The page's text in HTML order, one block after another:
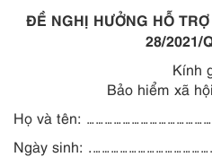
ĐỀ NGHỊ HƯỞNG HỖ
28/2021/
Kính
Bảo hiểm xã
Họ và tên:
Ngày sinh: